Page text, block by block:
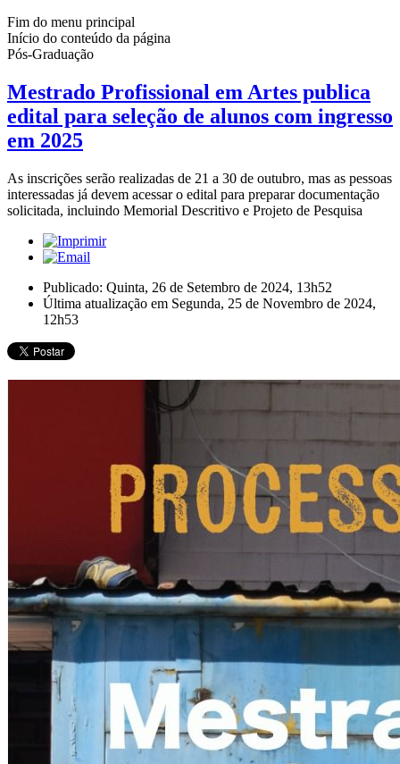
Fim do menu principal
Início do conteúdo da página
Pós-Graduação
Mestrado Profissional em Artes publica
edital para seleção de alunos com ingresso
em 2025
As inscrições serão realizadas de 21 a 30 de outubro, mas as pessoas
interessadas já devem acessar o edital para preparar documentação
solicitada, incluindo Memorial Descritivo e Projeto de Pesquisa
Publicado: Quinta, 26 de Setembro de 2024, 13h52
Última atualização em Segunda, 25 de Novembro de 2024,
12h53